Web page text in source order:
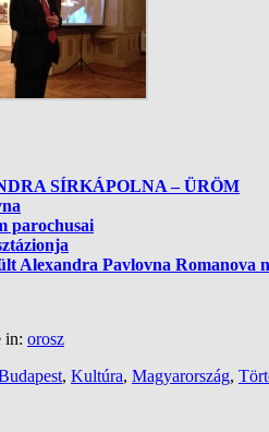
SÍRKÁPOLNA – ÜRÖM
parochusai
Alexandra Pavlovna Romanova
in: orosz
, Kultúra, Magyarország,